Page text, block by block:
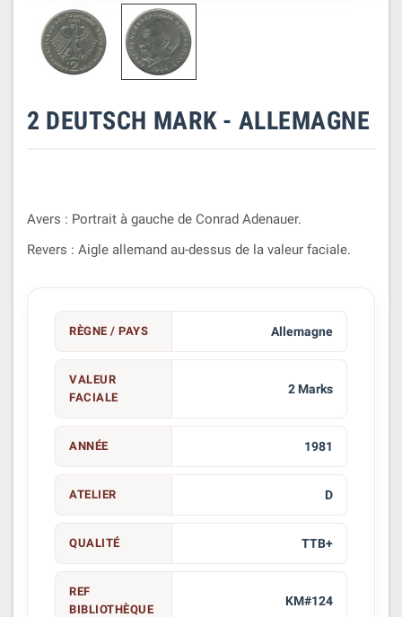
2 DEUTSCH MARK - ALLEMAGNE
Avers : Portrait à gauche de Conrad Adenauer.
Revers : Aigle allemand au-dessus de la valeur faciale.
RÈGNE / PAYS Allemagne
VALEUR
FACIALE
2 Marks
ANNÉE 1981
ATELIER D
QUALITÉ TTB+
REF
BIBLIOTHÈQUE
KM#124